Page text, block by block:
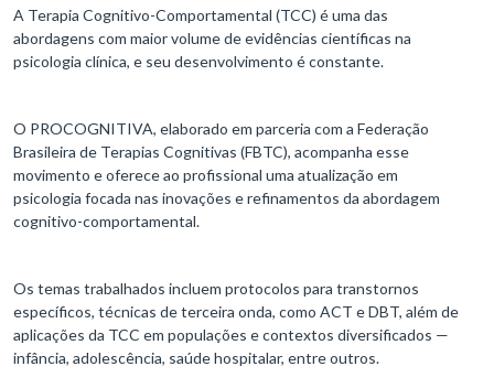
A Terapia Cognitivo-Comportamental (TCC) é uma das
abordagens com maior volume de evidências científicas na
psicologia clínica, e seu desenvolvimento é constante.
O PROCOGNITIVA, elaborado em parceria com a Federação
Brasileira de Terapias Cognitivas (FBTC), acompanha esse
movimento e oferece ao profissional uma atualização em
psicologia focada nas inovações e refinamentos da abordagem
cognitivo-comportamental.
Os temas trabalhados incluem protocolos para transtornos
específicos, técnicas de terceira onda, como ACT e DBT, além de
aplicações da TCC em populações e contextos diversificados —
infância, adolescência, saúde hospitalar, entre outros.